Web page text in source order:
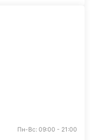
Пн-Вс: 09:00 - 21:00